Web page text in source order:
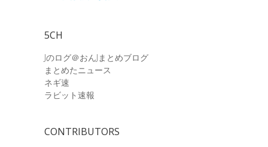
5CH
Jのログ＠おんJまとめブログ
まとめたニュース
ネギ速
ラビット速報
CONTRIBUTORS